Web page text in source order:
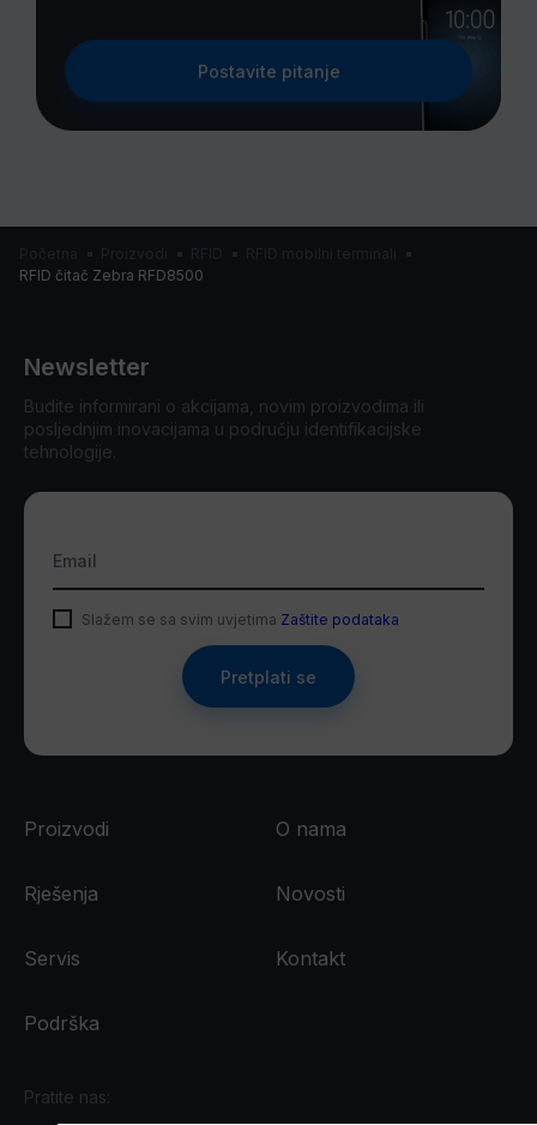
Postavite pitanje
RFID čitač Zebra RFD8500
Proizvodi
Rješenja
Servis
Podrška
O nama
Novosti
Kontakt
Pratite nas:
Newsletter
Budite informirani o akcijama, novim proizvodima ili
posljednjim inovacijama u području identifikacijske
tehnologije.
Email
Slažem se sa svim uvjetima Zaštite podataka
Pretplati se